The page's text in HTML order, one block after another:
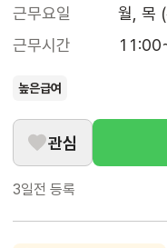
근무요일
월, 목
근무시간
높은급여
관심
3일전 등록